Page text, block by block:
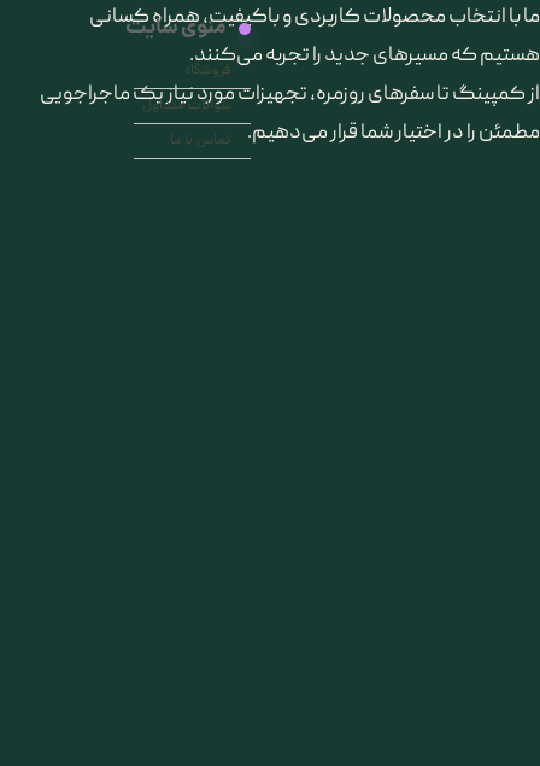
ما با انتخاب محصولات کاربردی و باکیفیت، همراه کسانی
هستیم که مسیرهای جدید را تجربه می‌کنند.
از کمپینگ تا سفرهای روزمره، تجهیزات مورد نیاز یک ماجراجویی
مطمئن را در اختیار شما قرار می‌دهیم.
منوی سایت
فروشگاه
سوالات متداول
تماس با ما